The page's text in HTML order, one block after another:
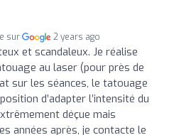
sur 2 years ago
et scandaleux. Je réalise
au laser (pour près de
sur les séances, le tatouage
d’adapter l’intensité du
déçue mais
années après, je contacte le